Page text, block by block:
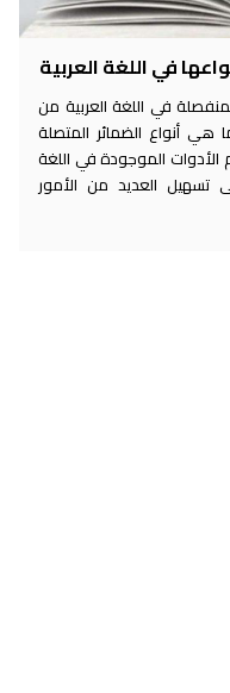
في اللغة العربية
في اللغة العربية من
هي أنواع الضمائر المتصلة
الأدوات الموجودة في اللغة
تسهيل العديد من الأمور